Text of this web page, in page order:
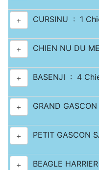
+ CURSINU : 1
+ CHIEN NU DU
+ BASENJI : 4
+ GRAND
+ PETIT GASCON
+ BEAGLE